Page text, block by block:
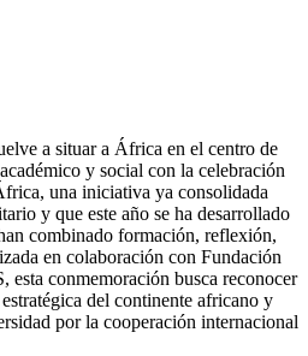
a situar a África en el centro de
y social con la celebración
una iniciativa ya consolidada
y que este año se ha desarrollado
combinado formación, reflexión,
en colaboración con Fundación
conmemoración busca reconocer
del continente africano y
por la cooperación internacional